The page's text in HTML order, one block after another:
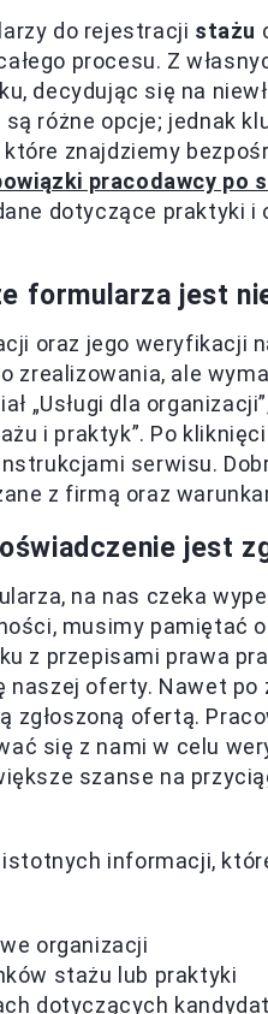
do rejestracji stażu
procesu. Z
decydując się na
różne opcje; jednak
znajdziemy
pracodawcy po
dotyczące praktyki
formularza jest
oraz jego weryfikacji
zrealizowania, ale
„Usługi dla
i praktyk”. Po
serwisu.
z firmą oraz
jest
na nas czeka
musimy pamiętać o
z przepisami prawa
naszej oferty. Nawet
zgłoszoną ofertą.
się z nami w celu
szanse na
informacji,
organizacji
stażu lub praktyki
dotyczących